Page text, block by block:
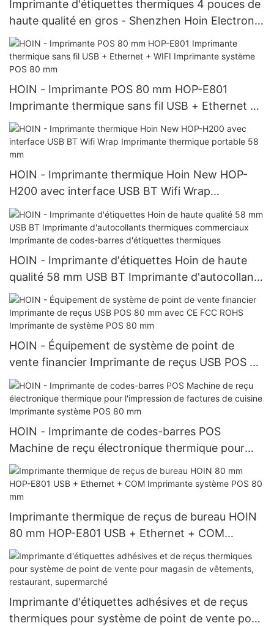
Imprimante d'étiquettes thermiques 4 pouces de
haute qualité en gros - Shenzhen Hoin Electronic
Technology Co., Ltd.
HOIN - Imprimante POS 80 mm HOP-E801
Imprimante thermique sans fil USB + Ethernet +
WIFI Imprimante système POS 80 mm
HOIN - Imprimante thermique Hoin New HOP-
H200 avec interface USB BT Wifi Wrap
Imprimante thermique portable 58 mm
HOIN - Imprimante d'étiquettes Hoin de haute
qualité 58 mm USB BT Imprimante d'autocollants
thermiques commerciaux Imprimante de codes-
barres d'étiquettes thermiques
HOIN - Équipement de système de point de
vente financier Imprimante de reçus USB POS 80
mm avec CE FCC ROHS Imprimante de système
POS 80 mm
HOIN - Imprimante de codes-barres POS
Machine de reçu électronique thermique pour
l'impression de factures de cuisine Imprimante
système POS 80 mm
Imprimante thermique de reçus de bureau HOIN
80 mm HOP-E801 USB + Ethernet + COM
Imprimante système POS 80 mm
Imprimante d'étiquettes adhésives et de reçus
thermiques pour système de point de vente pour